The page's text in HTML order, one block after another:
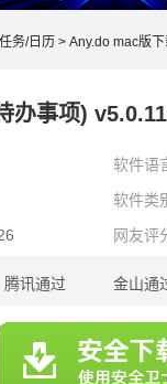
任务/日历 > Any.do mac版
事项)
软件语
软件类
网友评
腾讯通过 金山通